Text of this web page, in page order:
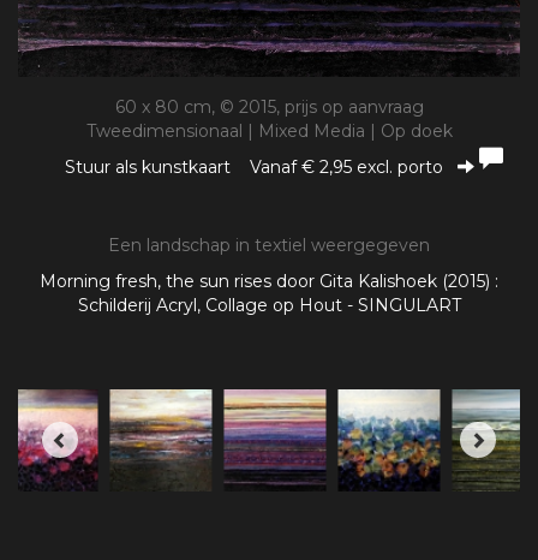
60 x 80 cm, © 2015, prijs op aanvraag
Tweedimensionaal | Mixed Media | Op doek
Stuur als kunstkaart Vanaf € 2,95 excl. porto
Een landschap in textiel weergegeven
Morning fresh, the sun rises door Gita Kalishoek (2015) :
Schilderij Acryl, Collage op Hout - SINGULART